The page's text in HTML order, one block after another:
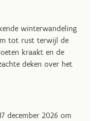
winterwandeling
tot rust terwijl de
kraakt en de
deken over het
december 2026 om